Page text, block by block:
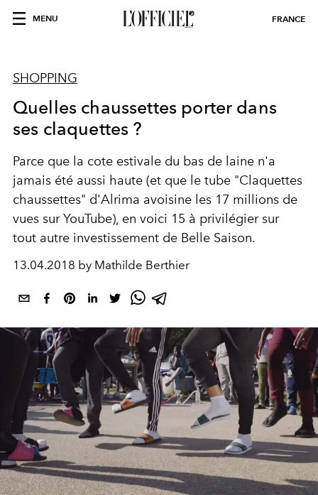
MENU FRANCE
SHOPPING
Quelles chaussettes porter dans
ses claquettes ?
Parce que la cote estivale du bas de laine n'a
jamais été aussi haute (et que le tube "Claquettes
chaussettes" d'Alrima avoisine les 17 millions de
vues sur YouTube), en voici 15 à privilégier sur
tout autre investissement de Belle Saison.
13.04.2018 by Mathilde Berthier